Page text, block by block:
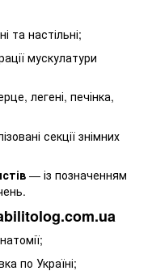
та настільні;
мускулатури
легені, печінка,
секції знімних
— із позначенням
по Україні;